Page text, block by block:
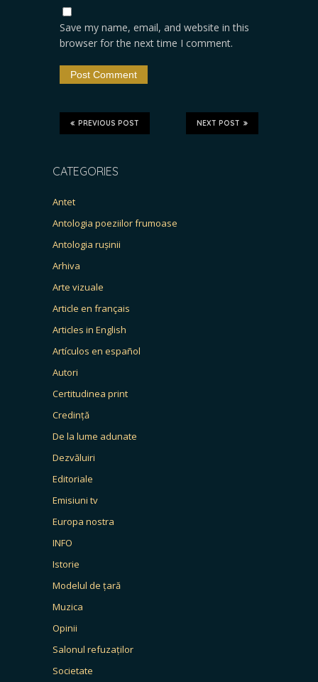
Save my name, email, and website in this
browser for the next time I comment.
NEXT POST
PREVIOUS POST
CATEGORIES
Antet
Antologia poeziilor frumoase
Antologia rușinii
Arhiva
Arte vizuale
Article en français
Articles in English
Artículos en español
Autori
Certitudinea print
Credință
De la lume adunate
Dezvăluiri
Editoriale
Emisiuni tv
Europa nostra
INFO
Istorie
Modelul de țară
Muzica
Opinii
Salonul refuzaților
Societate